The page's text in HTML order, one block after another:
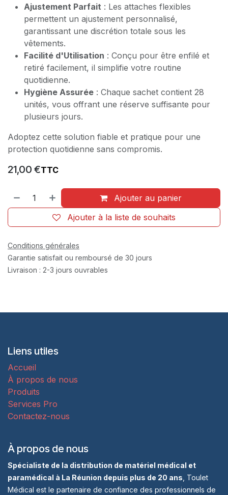
Ajustement Parfait : Les attaches flexibles
permettent un ajustement personnalisé,
garantissant une discrétion totale sous les
vêtements.
Facilité d'Utilisation : Conçu pour être enfilé et
retiré facilement, il simplifie votre routine
quotidienne.
Hygiène Assurée : Chaque sachet contient 28
unités, vous offrant une réserve suffisante pour
plusieurs jours.
Adoptez cette solution fiable et pratique pour une
protection quotidienne sans compromis.
21,00 €TTC
Ajouter au panier
Ajouter à la liste de souhaits
Conditions générales
Garantie satisfait ou remboursé de 30 jours
Livraison : 2-3 jours ouvrables
Liens utiles
Accueil
À propos de nous
Produits
Services Pro
Contactez-nous
À propos de nous
Spécialiste de la distribution de matériel médical et
paramédical à La Réunion depuis plus de 20 ans , Toulet
Médical est le partenaire de confiance des professionnels de